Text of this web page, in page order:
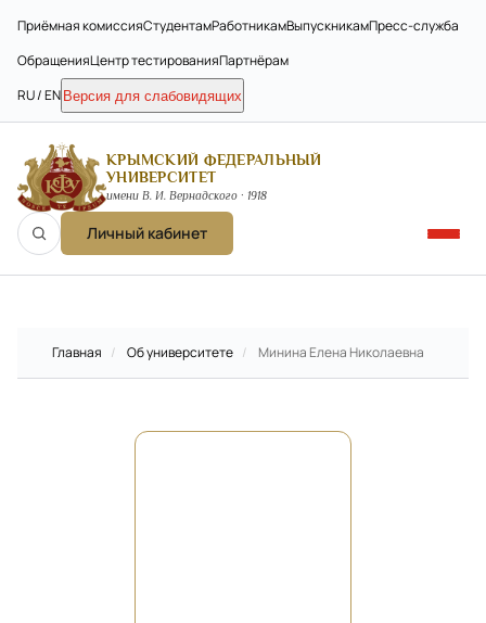
Приёмная комиссияСтудентамРаботникамВыпускникамПресс-служба
ОбращенияЦентр тестированияПартнёрам
RU / EN Версия для слабовидящих
КРЫМСКИЙ ФЕДЕРАЛЬНЫЙ
УНИВЕРСИТЕТ
имени В. И. Вернадского · 1918
Личный кабинет
Главная / Об университете / Минина Елена Николаевна